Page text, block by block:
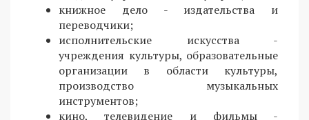
книжное дело - издательства и
переводчики;
исполнительские искусства -
учреждения культуры, образовательные
организации в области культуры,
производство музыкальных
инструментов;
кино, телевидение и фильмы -